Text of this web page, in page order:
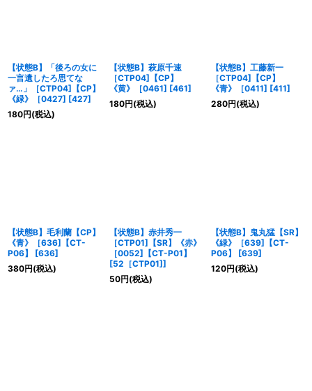
【状態B】「後ろの女に
一言遺したろ思てな
ァ…」［CTP04]【CP】
《緑》［0427] [427]
180円(税込)
【状態B】萩原千速
［CTP04]【CP】
《黄》［0461] [461]
180円(税込)
【状態B】工藤新一
［CTP04]【CP】
《青》［0411] [411]
280円(税込)
【状態B】毛利蘭【CP】
《青》［636]【CT-
P06】
[636]
380円(税込)
【状態B】赤井秀一
［CTP01]【SR】《赤》
［0052]【CT-P01】
[52［CTP01]]
50円(税込)
【状態B】鬼丸猛【SR】
《緑》［639]【CT-
P06】
[639]
120円(税込)